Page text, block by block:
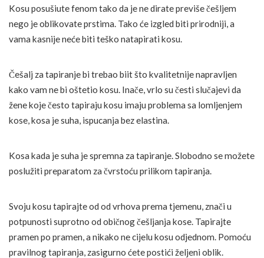
Kosu posušiute fenom tako da je ne dirate previše češljem
nego je oblikovate prstima. Tako će izgled biti prirodniji, a
vama kasnije neće biti teško natapirati kosu.
Češalj za tapiranje bi trebao biit što kvalitetnije napravljen
kako vam ne bi oštetio kosu. Inače, vrlo su česti slučajevi da
žene koje često tapiraju kosu imaju problema sa lomljenjem
kose, kosa je suha, ispucanja bez elastina.
Kosa kada je suha je spremna za tapiranje. Slobodno se možete
poslužiti preparatom za čvrstoću prilikom tapiranja.
Svoju kosu tapirajte od od vrhova prema tjemenu, znači u
potpunosti suprotno od običnog češljanja kose. Tapirajte
pramen po pramen, a nikako ne cijelu kosu odjednom. Pomoću
pravilnog tapiranja, zasigurno ćete postići željeni oblik.